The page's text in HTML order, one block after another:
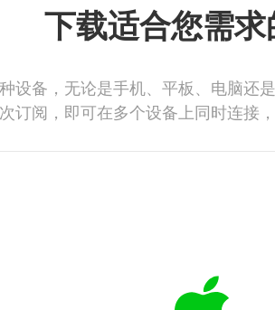
下载适合您需
设备，无论是手机、平板、电脑还
订阅，即可在多个设备上同时连接